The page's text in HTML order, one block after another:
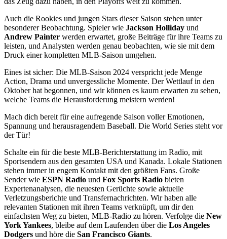
Auch die Rookies und jungen Stars dieser Saison stehen unter
besonderer Beobachtung. Spieler wie Jackson Holliday und
Andrew Painter werden erwartet, große Beiträge für ihre Teams zu
leisten, und Analysten werden genau beobachten, wie sie mit dem
Druck einer kompletten MLB-Saison umgehen.
Eines ist sicher: Die MLB-Saison 2024 verspricht jede Menge
Action, Drama und unvergessliche Momente. Der Wettlauf in den
Oktober hat begonnen, und wir können es kaum erwarten zu sehen,
welche Teams die Herausforderung meistern werden!
Mach dich bereit für eine aufregende Saison voller Emotionen,
Spannung und herausragendem Baseball. Die World Series steht vor
der Tür!
Schalte ein für die beste MLB-Berichterstattung im Radio, mit
Sportsendern aus den gesamten USA und Kanada. Lokale Stationen
stehen immer in engem Kontakt mit den größten Fans. Große
Sender wie ESPN Radio und Fox Sports Radio bieten
Expertenanalysen, die neuesten Gerüchte sowie aktuelle
Verletzungsberichte und Transfernachrichten. Wir haben alle
relevanten Stationen mit ihren Teams verknüpft, um dir den
einfachsten Weg zu bieten, MLB-Radio zu hören. Verfolge die New
York Yankees, bleibe auf dem Laufenden über die Los Angeles
Dodgers und höre die San Francisco Giants.